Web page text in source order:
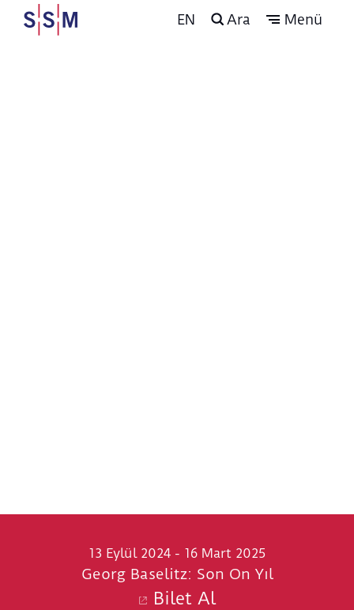
EN Ara Menü
13 Eylül 2024 - 16 Mart 2025
Georg Baselitz: Son On Yıl
Bilet Al